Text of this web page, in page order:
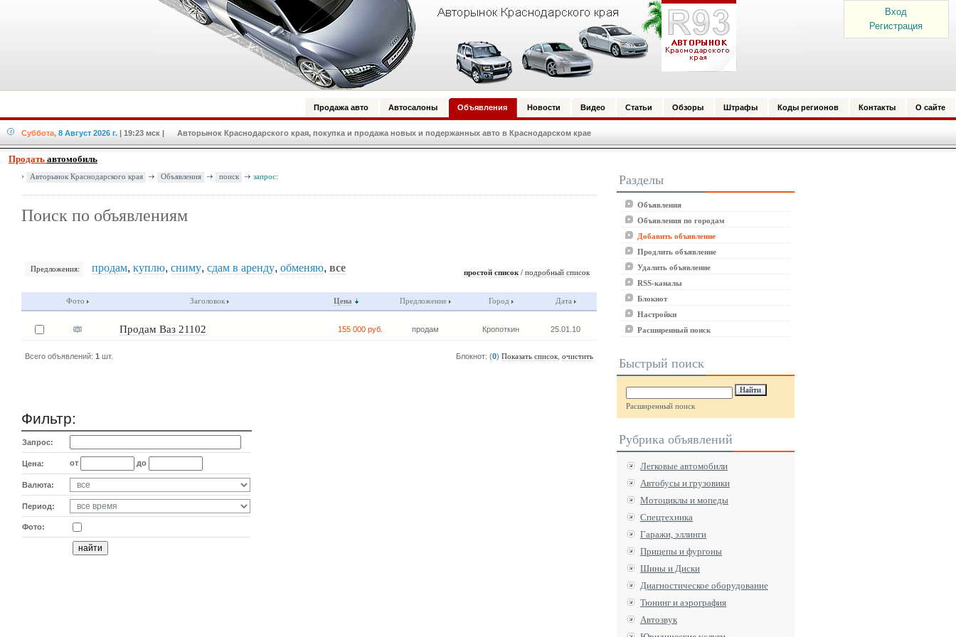
Вход
Регистрация
Продажа авто Автосалоны Объявления Новости Видео Статьи Обзоры Штрафы Коды регионов Контакты О сайте
Суббота, 8 Август 2026 г. | 19:23 мск | Авторынок Краснодарского края, покупка и продажа новых и подержанных авто в Краснодарском крае
Продать автомобиль
Авторынок Краснодарского края Объявления поиск запрос:
Поиск по объявлениям
Предложения: продам, куплю, сниму, сдам в аренду, обменяю, все простой список / подробный список
Фото Заголовок Цена Предложение Город Дата
Продам Ваз 21102 155 000 руб. продам Кропоткин 25.01.10
Всего объявлений: 1 шт. Блокнот: (0) Показать список очистить
Фильтр:
Запрос:
Цена: от до
Валюта:
Период:
Фото:
Разделы
Объявления
Объявления по городам
Добавить объявление
Продлить объявление
Удалить объявление
RSS-каналы
Блокнот
Настройки
Расширенный поиск
Быстрый поиск
Расширенный поиск
Рубрика объявлений
Легковые автомобили
Автобусы и грузовики
Мотоциклы и мопеды
Спецтехника
Гаражи, эллинги
Прицепы и фургоны
Шины и Диски
Диагностическое оборудование
Тюнинг и аэрография
Автозвук